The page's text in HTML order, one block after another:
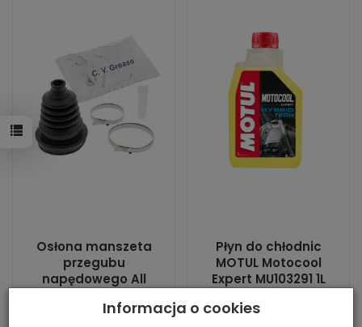
Osłona manszeta
przegubu
napędowego All
Suzuki...
Płyn do chłodnic
MOTUL Motocool
Expert MU103291 1L
Informacja o cookies